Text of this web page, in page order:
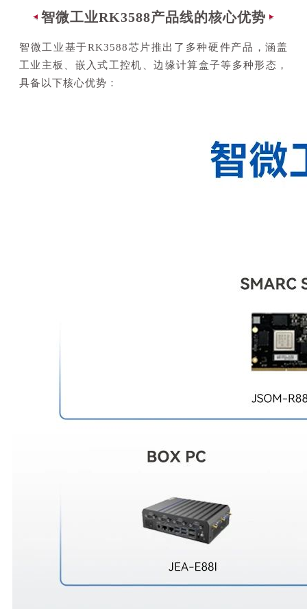
智微工业RK3588产品线的核心优势
智微工业基于RK3588芯片推出了多种硬件产品，涵盖
工业主板、 嵌入式工控机
、边缘计算盒子等多种形态，
具备以下核心优势：